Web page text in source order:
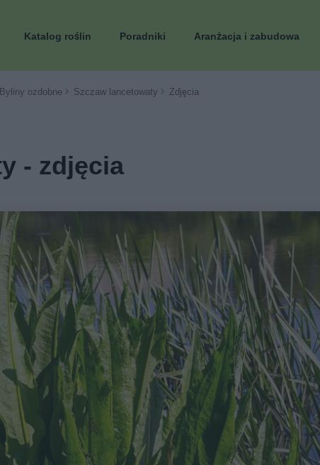
Katalog roślin Poradniki Aranżacja i zabudowa
Byliny ozdobne Szczaw lancetowaty Zdjęcia
- zdjęcia